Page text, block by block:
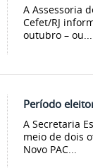
A Assessoria
Cefet/RJ
outubro – ou...
Período
A Secretaria
meio de dois
Novo PAC...